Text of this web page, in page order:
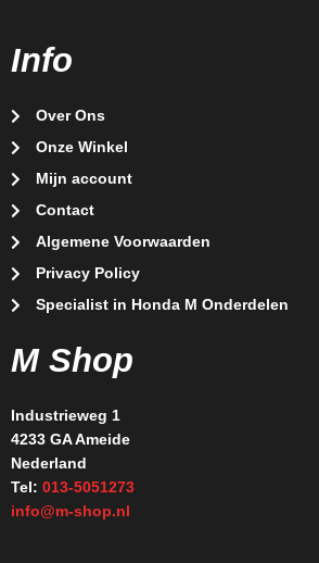
Info
Over Ons
Onze Winkel
Mijn account
Contact
Algemene Voorwaarden
Privacy Policy
Specialist in Honda M Onderdelen
M Shop
Industrieweg 1
4233 GA Ameide
Nederland
Tel: 013-5051273
info@m-shop.nl